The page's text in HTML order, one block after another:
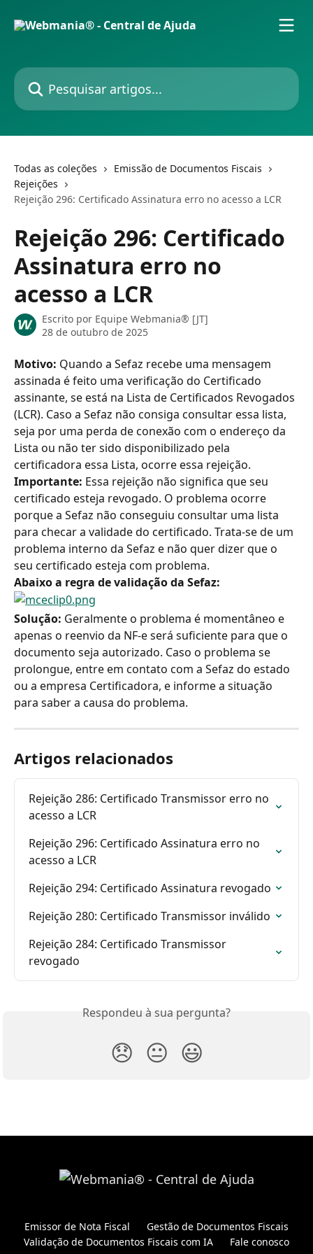
Pesquisar artigos...
Todas as coleções
Emissão de Documentos Fiscais
Rejeições
Rejeição 296: Certificado Assinatura erro no acesso a LCR
Rejeição 296: Certificado
Assinatura erro no
acesso a LCR
Escrito por Equipe Webmania® [JT]
28 de outubro de 2025
Motivo: Quando a Sefaz recebe uma mensagem
assinada é feito uma verificação do Certificado
assinante, se está na Lista de Certificados Revogados
(LCR). Caso a Sefaz não consiga consultar essa lista,
seja por uma perda de conexão com o endereço da
Lista ou não ter sido disponibilizado pela
certificadora essa Lista, ocorre essa rejeição.
Importante: Essa rejeição não significa que seu
certificado esteja revogado. O problema ocorre
porque a Sefaz não conseguiu consultar uma lista
para checar a validade do certificado. Trata-se de um
problema interno da Sefaz e não quer dizer que o
seu certificado esteja com problema.
Abaixo a regra de validação da Sefaz:
Solução: Geralmente o problema é momentâneo e
apenas o reenvio da NF-e será suficiente para que o
documento seja autorizado. Caso o problema se
prolongue, entre em contato com a Sefaz do estado
ou a empresa Certificadora, e informe a situação
para saber a causa do problema.
Artigos relacionados
Rejeição 286: Certificado Transmissor erro no
acesso a LCR
Rejeição 296: Certificado Assinatura erro no
acesso a LCR
Rejeição 294: Certificado Assinatura revogado
Rejeição 280: Certificado Transmissor inválido
Rejeição 284: Certificado Transmissor
revogado
Respondeu à sua pergunta?
😞 😐 😃
Emissor de Nota Fiscal
Gestão de Documentos Fiscais
Validação de Documentos Fiscais com IA
Fale conosco